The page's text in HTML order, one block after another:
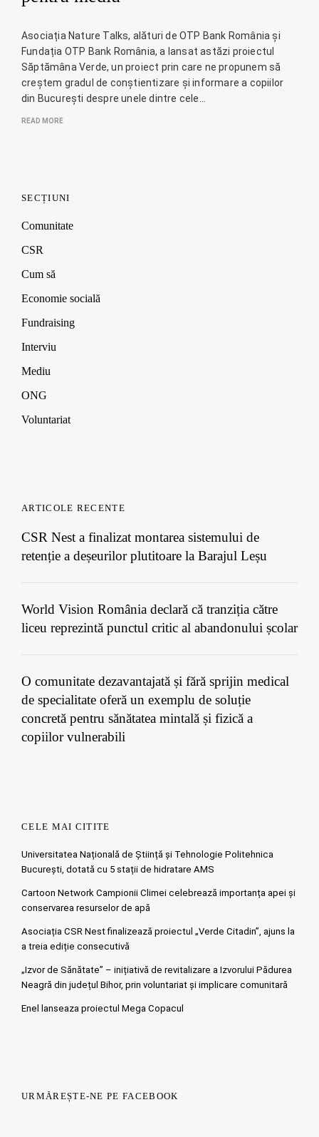
Asociația Nature Talks, alături de OTP Bank România și
Fundația OTP Bank România, a lansat astăzi proiectul
Săptămâna Verde, un proiect prin care ne propunem să
creștem gradul de conștientizare și informare a copiilor
din București despre unele dintre cele…
READ MORE
SECȚIUNI
Comunitate
CSR
Cum să
Economie socială
Fundraising
Interviu
Mediu
ONG
Voluntariat
ARTICOLE RECENTE
CSR Nest a finalizat montarea sistemului de
retenție a deșeurilor plutitoare la Barajul Leșu
World Vision România declară că tranziția către
liceu reprezintă punctul critic al abandonului școlar
O comunitate dezavantajată și fără sprijin medical
de specialitate oferă un exemplu de soluție
concretă pentru sănătatea mintală și fizică a
copiilor vulnerabili
CELE MAI CITITE
Universitatea Națională de Știință și Tehnologie Politehnica
București, dotată cu 5 stații de hidratare AMS
Cartoon Network Campionii Climei celebrează importanța apei și
conservarea resurselor de apă
Asociația CSR Nest finalizează proiectul „Verde Citadin”, ajuns la
a treia ediție consecutivă
„Izvor de Sănătate” – inițiativă de revitalizare a Izvorului Pădurea
Neagră din județul Bihor, prin voluntariat și implicare comunitară
Enel lanseaza proiectul Mega Copacul
URMĂREȘTE-NE PE FACEBOOK